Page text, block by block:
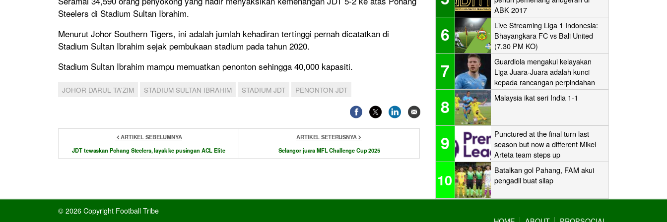
Steelers di Stadium Sultan Ibrahim.
Menurut Johor Southern Tigers, ini adalah jumlah kehadiran tertinggi pernah dicatatkan di
Stadium Sultan Ibrahim sejak pembukaan stadium pada tahun 2020.
Stadium Sultan Ibrahim mampu memuatkan penonton sehingga 40,000 kapasiti.
JOHOR DARUL TA'ZIM STADIUM SULTAN IBRAHIM STADIUM JDT PENONTON JDT
ARTIKEL SEBELUMNYA
JDT tewaskan Pohang Steelers, layak ke pusingan ACL Elite
ARTIKEL SETERUSNYA
Selangor juara MFL Challenge Cup 2025
ABK 2017
6
Live Streaming Liga 1 Indonesia:
Bhayangkara FC vs Bali United
(7.30 PM KO)
7
Guardiola mengakui kelayakan
Liga Juara-Juara adalah kunci
kepada rancangan perpindahan
Man City
8 Malaysia ikat seri India 1-1
9
Punctured at the final turn last
season but now a different Mikel
Arteta team steps up
10
Batalkan gol Pahang, FAM akui
pengadil buat silap
© 2026 Copyright Football Tribe